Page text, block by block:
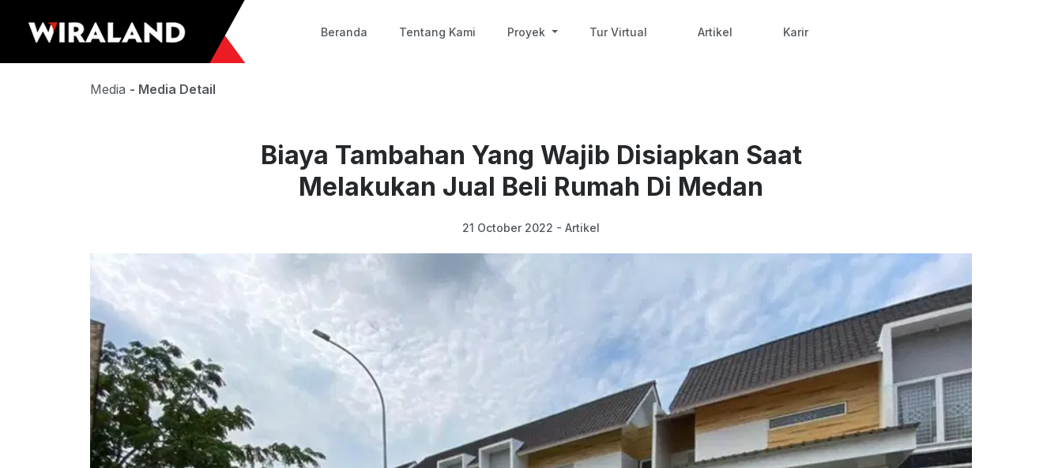
Beranda Tentang Kami Proyek Tur Virtual Artikel Karir
Media - Media Detail
Biaya Tambahan Yang Wajib Disiapkan Saat
Melakukan Jual Beli Rumah Di Medan
21 October 2022 - Artikel